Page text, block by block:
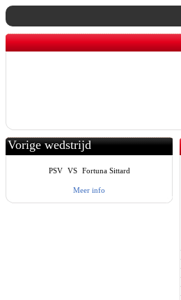
Vorige wedstrijd
PSV VS Fortuna Sittard
Meer info